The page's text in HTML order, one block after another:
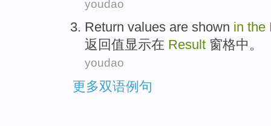
youdao
Return values are shown in the
返回值显示在 Result 窗格中 。
youdao
更多双语例句